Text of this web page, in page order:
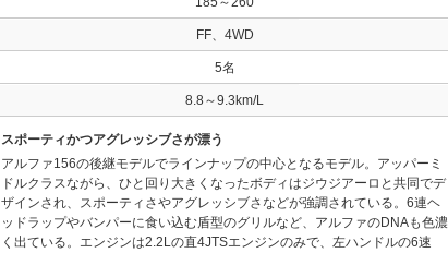
FF、4WD
5名
8.8～9.3km/L
スポーティかつアグレッシブさが漂う
アルファ156の後継モデルでラインナップの中心となるモデル。アッパーミ
ドルクラスながら、ひと回り大きくなったボディはジウジアーロと共同でデ
ザインされ、スポーティさやアグレッシブさなどが強調されている。6連ヘ
ッドラップやバンパーに食い込む盾型のグリルなど、アルファのDNAも色濃
く出ている。エンジンは2.2Lの直4JTSエンジンのみで、左ハンドルの6速